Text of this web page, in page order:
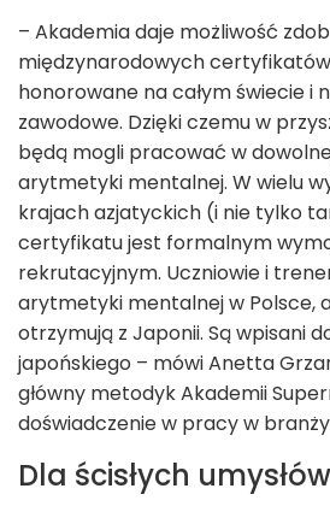
– Akademia daje możliwość
międzynarodowych
honorowane na całym świecie i
zawodowe. Dzięki czemu w
będą mogli pracować w
arytmetyki mentalnej. W wielu
krajach azjatyckich (i nie tylko
certyfikatu jest formalnym
rekrutacyjnym. Uczniowie i
arytmetyki mentalnej w Polsce,
otrzymują z Japonii. Są wpisani
japońskiego – mówi Anetta
główny metodyk Akademii
doświadczenie w pracy w
Dla ścisłych umysłów